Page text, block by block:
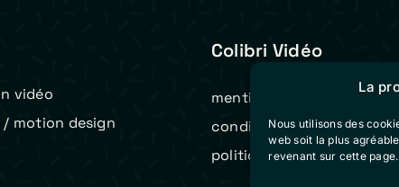
La
Nous utilisons des
web soit la plus
revenant sur cette page.
vidéo
motion design
Colibri Vidéo
mentions légales
conditions générales de
politique de cookies (eu)